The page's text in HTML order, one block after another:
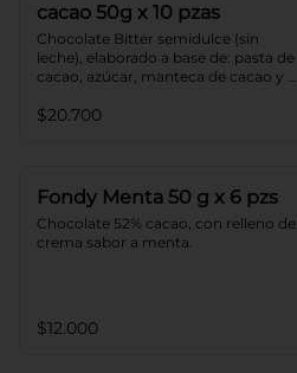
cacao 50g x 10 pzas
Chocolate Bitter semidulce (sin
leche), elaborado a base de: pasta de
cacao, azúcar, manteca de cacao y
Cacao: 62%
$20.700
Fondy Menta 50 g x 6 pzs
Chocolate 52% cacao, con relleno de
crema sabor a menta.
$12.000